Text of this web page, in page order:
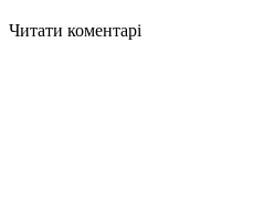
Читати коментарі